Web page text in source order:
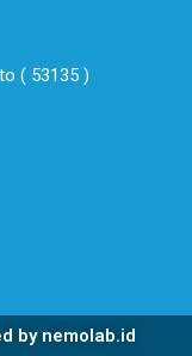
( 53135 )​
by nemolab.id